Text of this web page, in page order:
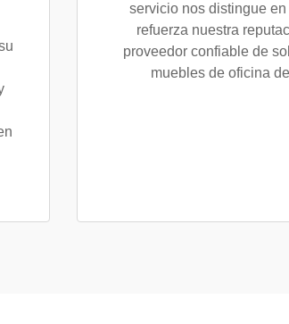
servicio nos distingue
refuerza nuestra
proveedor confiable de
muebles de oficina